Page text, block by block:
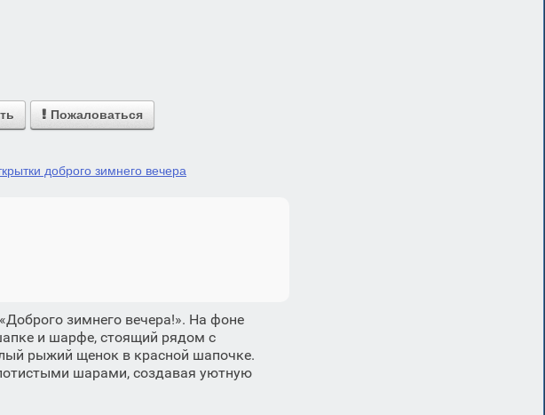
 Пожаловаться
доброго зимнего вечера
зимнего вечера!». На фоне
и шарфе, стоящий рядом с
рыжий щенок в красной шапочке.
шарами, создавая уютную